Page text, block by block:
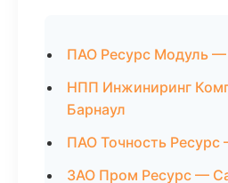
ПАО Ресурс Модуль —
НПП Инжиниринг
Барнаул
ПАО Точность
ЗАО Пром Ресурс —